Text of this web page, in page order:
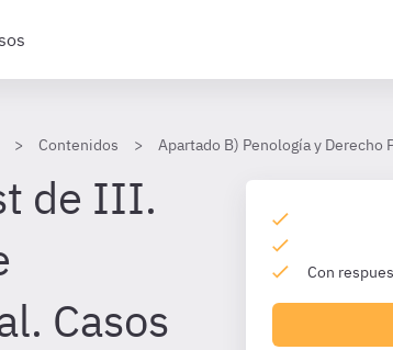
Contenidos Apartado B) Penología y Derecho
de III.
Casos
Con